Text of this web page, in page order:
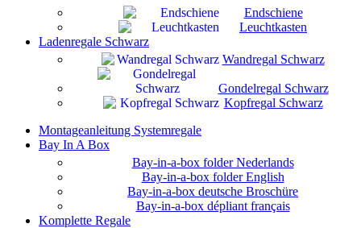
Endschiene
Leuchtkasten
Ladenregale Schwarz
Wandregal Schwarz
Gondelregal Schwarz
Kopfregal Schwarz
Montageanleitung Systemregale
Bay In A Box
Bay-in-a-box folder Nederlands
Bay-in-a-box folder English
Bay-in-a-box deutsche Broschüre
Bay-in-a-box dépliant français
Komplette Regale